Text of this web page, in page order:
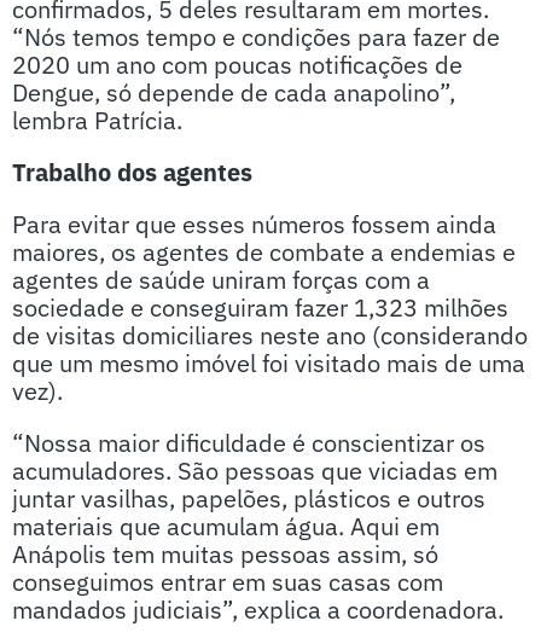
confirmados, 5 deles resultaram em mortes.
“Nós temos tempo e condições para fazer de
2020 um ano com poucas notificações de
Dengue, só depende de cada anapolino”,
lembra Patrícia.
Trabalho dos agentes
Para evitar que esses números fossem ainda
maiores, os agentes de combate a endemias e
agentes de saúde uniram forças com a
sociedade e conseguiram fazer 1,323 milhões
de visitas domiciliares neste ano (considerando
que um mesmo imóvel foi visitado mais de uma
vez).
“Nossa maior dificuldade é conscientizar os
acumuladores. São pessoas que viciadas em
juntar vasilhas, papelões, plásticos e outros
materiais que acumulam água. Aqui em
Anápolis tem muitas pessoas assim, só
conseguimos entrar em suas casas com
mandados judiciais”, explica a coordenadora.